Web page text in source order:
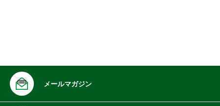
メールマガジン